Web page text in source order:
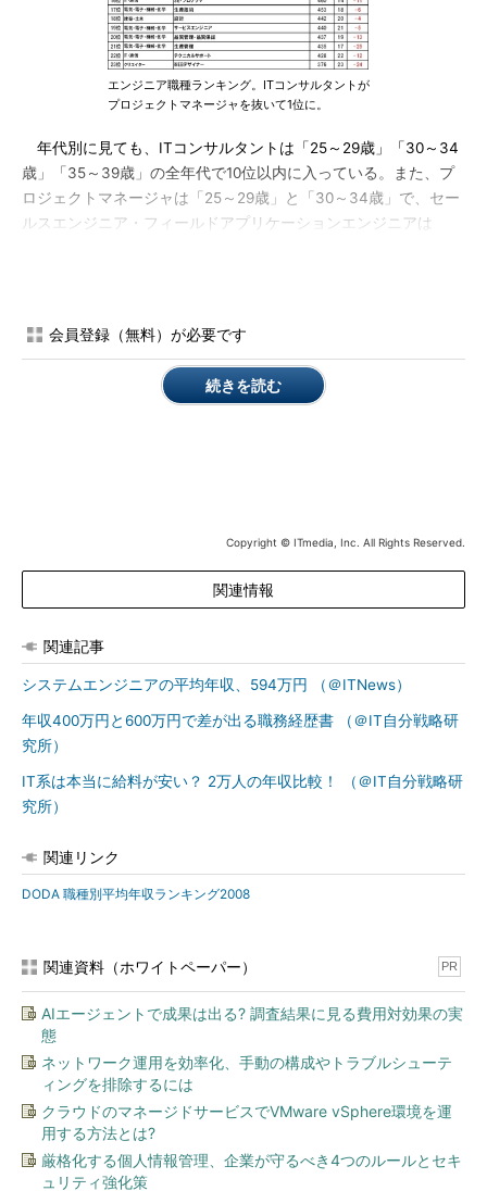
エンジニア職種ランキング。ITコンサルタントが
プロジェクトマネージャを抜いて1位に。
年代別に見ても、ITコンサルタントは「25～29歳」「30～34
歳」「35～39歳」の全年代で10位以内に入っている。また、プ
ロジェクトマネージャは「25～29歳」と「30～34歳」で、セー
ルスエンジニア・フィールドアプリケーションエンジニアは
会員登録（無料）が必要です
続きを読む
Copyright © ITmedia, Inc. All Rights Reserved.
関連情報
関連記事
システムエンジニアの平均年収、594万円 （＠ITNews）
年収400万円と600万円で差が出る職務経歴書 （＠IT自分戦略研
究所）
IT系は本当に給料が安い？ 2万人の年収比較！ （＠IT自分戦略研
究所）
関連リンク
DODA 職種別平均年収ランキング2008
関連資料（ホワイトペーパー） PR
AIエージェントで成果は出る? 調査結果に見る費用対効果の実
態
ネットワーク運用を効率化、手動の構成やトラブルシューテ
ィングを排除するには
クラウドのマネージドサービスでVMware vSphere環境を運
用する方法とは?
厳格化する個人情報管理、企業が守るべき4つのルールとセキ
ュリティ強化策